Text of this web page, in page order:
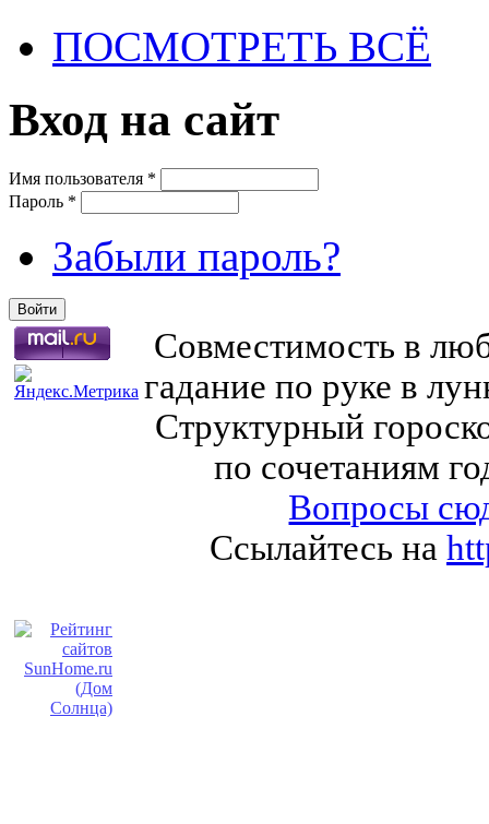
ПОСМОТРЕТЬ ВСЁ
Вход на сайт
Имя пользователя *
Пароль *
Забыли пароль?
Совместимость в
гадание по руке в
Структурный
по сочетаниям
Вопросы
Ссылайтесь на